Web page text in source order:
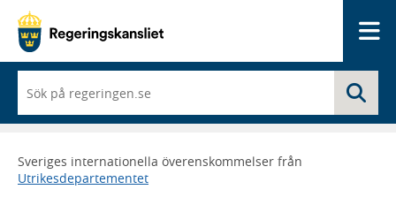
du
börjar
skriva
framträder
en
Sveriges internationella överenskommelser från
Utrikesdepartementet